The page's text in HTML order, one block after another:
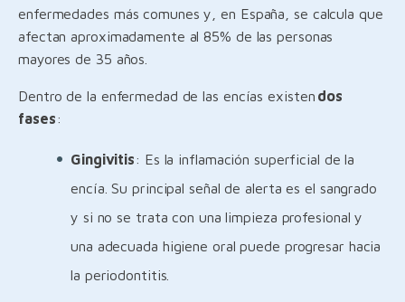
enfermedades más comunes y, en España, se calcula que
afectan aproximadamente al 85% de las personas
mayores de 35 años.
Dentro de la enfermedad de las encías existen dos
fases:
Gingivitis: Es la inflamación superficial de la
encía. Su principal señal de alerta es el sangrado
y si no se trata con una limpieza profesional y
una adecuada higiene oral puede progresar hacia
la periodontitis.